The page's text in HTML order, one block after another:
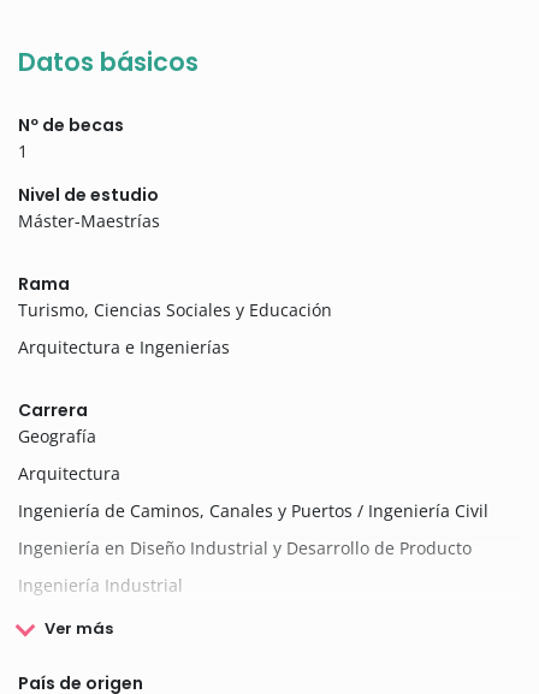
Datos básicos
Nº de becas
1
Nivel de estudio
Máster-Maestrías
Rama
Turismo, Ciencias Sociales y Educación
Arquitectura e Ingenierías
Carrera
Geografía
Arquitectura
Ingeniería de Caminos, Canales y Puertos / Ingeniería Civil
Ingeniería en Diseño Industrial y Desarrollo de Producto
Ingeniería Industrial
Ver más
País de origen